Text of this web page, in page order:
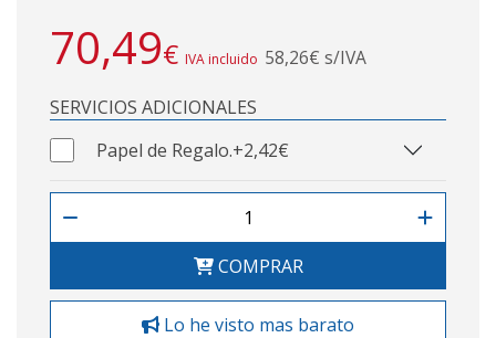
70,49€ IVA incluido 58,26€ s/IVA
SERVICIOS ADICIONALES
Papel de Regalo.+2,42€
COMPRAR
Lo he visto mas barato